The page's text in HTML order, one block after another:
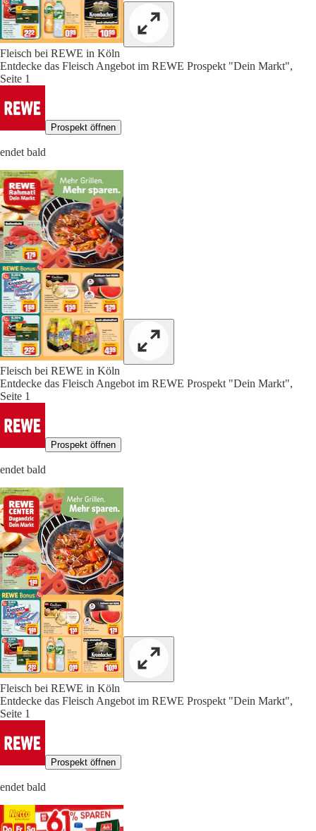
Fleisch bei REWE in Köln
Entdecke das Fleisch Angebot im REWE Prospekt "Dein Markt",
Seite 1
Prospekt öffnen
endet bald
Fleisch bei REWE in Köln
Entdecke das Fleisch Angebot im REWE Prospekt "Dein Markt",
Seite 1
Prospekt öffnen
endet bald
Fleisch bei REWE in Köln
Entdecke das Fleisch Angebot im REWE Prospekt "Dein Markt",
Seite 1
Prospekt öffnen
endet bald